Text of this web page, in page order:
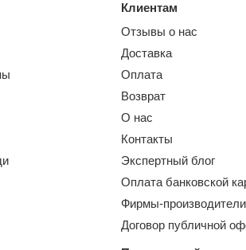
Клиентам
Отзывы о нас
Доставка
Оплата
Возврат
О нас
Контакты
Экспертный блог
Оплата банковской
Фирмы-производители
Договор публичной